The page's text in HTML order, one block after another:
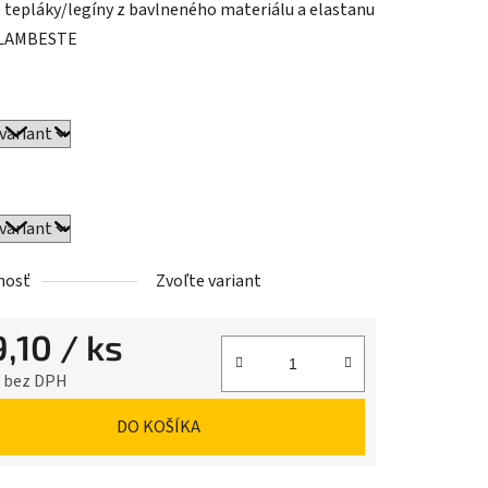
tepláky/legíny z bavlneného materiálu a elastanu
Zvoľte variant
/ ks
DPH
DO KOŠÍKA